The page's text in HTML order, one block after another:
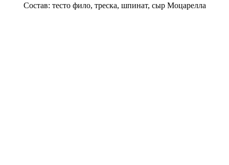
Состав: тесто фило, треска, шпинат, сыр Моцарелла